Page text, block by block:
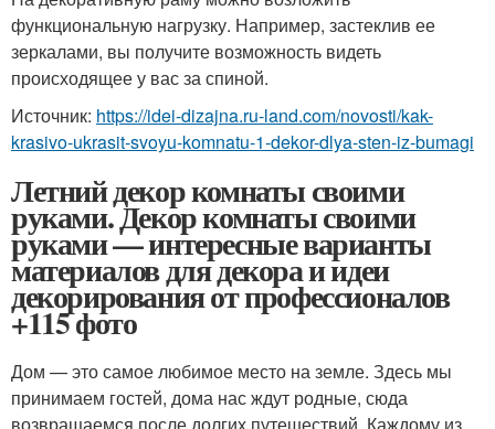
функциональную нагрузку. Например, застеклив ее
зеркалами, вы получите возможность видеть
происходящее у вас за спиной.
Источник: https://idei-dizajna.ru-land.com/novosti/kak-
krasivo-ukrasit-svoyu-komnatu-1-dekor-dlya-sten-iz-bumagi
Летний декор комнаты своими
руками. Декор комнаты своими
руками — интересные варианты
материалов для декора и идеи
декорирования от профессионалов
+115 фото
Дом — это самое любимое место на земле. Здесь мы
принимаем гостей, дома нас ждут родные, сюда